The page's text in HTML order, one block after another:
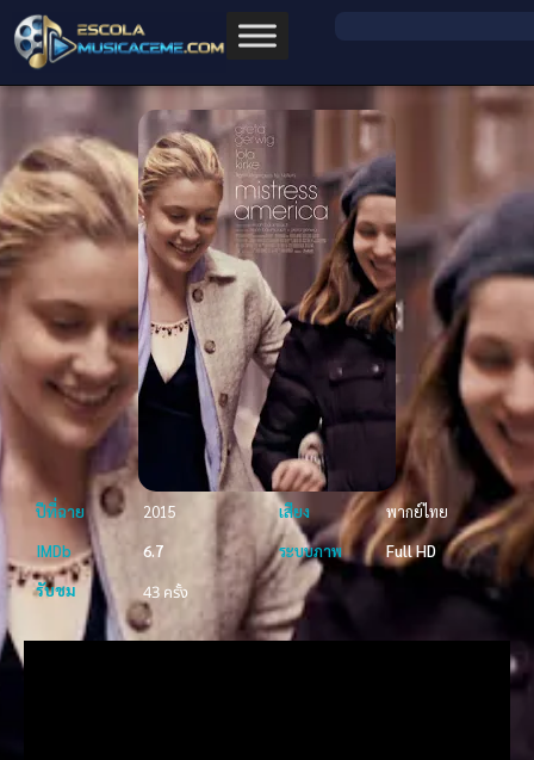
ปีที่ฉาย 2015 เสียง
พากย์ไทย
IMDb
6.7 ระบบภาพ
Full HD
รับชม
43 ครั้ง